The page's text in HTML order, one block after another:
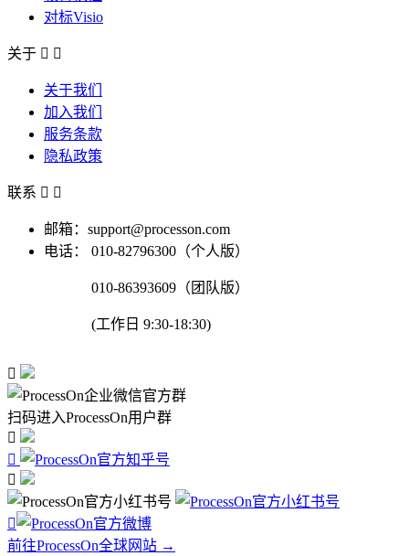
对标Visio
关于  
关于我们
加入我们
服务条款
隐私政策
联系  
邮箱：support@processon.com
电话：
010-82796300（个人版）
010-86393609（团队版）
(工作日 9:30-18:30)

扫码进入ProcessOn用户群




前往ProcessOn全球网站 →